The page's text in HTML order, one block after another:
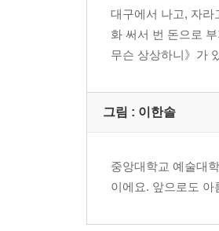
대구에서 나고, 자라
화 써서 번 돈으로
무슨 상상하니》가
그림 : 이한솔
중앙대학교 예술대
이에요. 앞으로도